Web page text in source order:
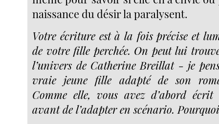
naissance du désir la paralysent.
Votre écriture est à la fois précise et
de votre fille perchée. On peut lui
l’univers de Catherine Breillat - je
vraie jeune fille adapté de son
Comme elle, vous avez d’abord
avant de l’adapter en scénario.